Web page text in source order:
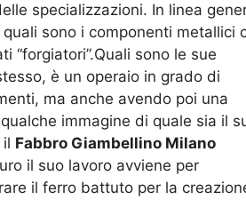
specializzazioni. In linea
sono i componenti metallici
“forgiatori”.Quali sono le sue
è un operaio in grado di
ma anche avendo poi una
immagine di quale sia il
Fabbro Giambellino Milano
il suo lavoro avviene per
il ferro battuto per la